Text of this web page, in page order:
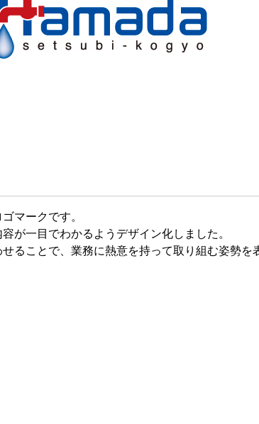
マークです。
が一目でわかるようデザイン化しました。
ることで、業務に熱意を持って取り組む姿勢を